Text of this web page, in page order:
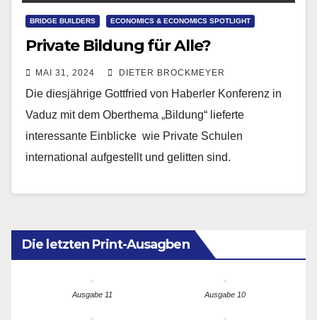
BRIDGE BUILDERS ECONOMICS & ECONOMICS SPOTLIGHT
Private Bildung für Alle?
MAI 31, 2024 DIETER BROCKMEYER
Die diesjährige Gottfried von Haberler Konferenz in
Vaduz mit dem Oberthema „Bildung“ lieferte
interessante Einblicke wie Private Schulen
international aufgestellt und gelitten sind.
Die letzten Print-Ausagben
Ausgabe 11 Ausgabe 10